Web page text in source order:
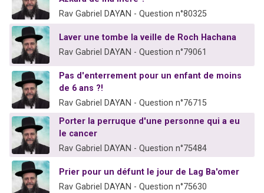
Rav Gabriel DAYAN - Question n°80325
Laver une tombe la veille de Roch Hachana
Rav Gabriel DAYAN - Question n°79061
Pas d'enterrement pour un enfant de moins
de 6 ans ?!
Rav Gabriel DAYAN - Question n°76715
Porter la perruque d'une personne qui a eu
le cancer
Rav Gabriel DAYAN - Question n°75484
Prier pour un défunt le jour de Lag Ba'omer
Rav Gabriel DAYAN - Question n°75630